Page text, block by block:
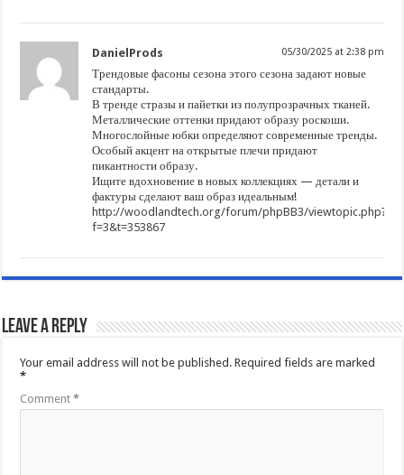
DanielProds 05/30/2025 at 2:38 pm
Трендовые фасоны сезона этого сезона задают новые
стандарты.
В тренде стразы и пайетки из полупрозрачных тканей.
Металлические оттенки придают образу роскоши.
Многослойные юбки определяют современные тренды.
Особый акцент на открытые плечи придают
пикантности образу.
Ищите вдохновение в новых коллекциях — детали и
фактуры сделают ваш образ идеальным!
http://woodlandtech.org/forum/phpBB3/viewtopic.php?
f=3&t=353867
Leave a Reply
Your email address will not be published. Required fields are marked
*
Comment*